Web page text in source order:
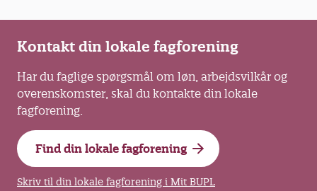
Kontakt din lokale fagforening
Har du faglige spørgsmål om løn, arbejdsvilkår og
overenskomster, skal du kontakte din lokale
fagforening.
Find din lokale fagforening
Skriv til din lokale fagforening i Mit BUPL